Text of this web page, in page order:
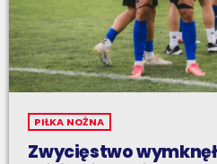
PIŁKA NOŻNA
Zwycięstwo